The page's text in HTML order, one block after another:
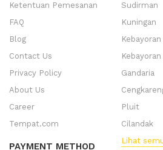
Ketentuan Pemesanan
FAQ
Blog
Contact Us
Privacy Policy
About Us
Career
Tempat.com
PAYMENT METHOD
Sudirman
Kuningan
Gandaria
Pluit
Cilandak
Lihat